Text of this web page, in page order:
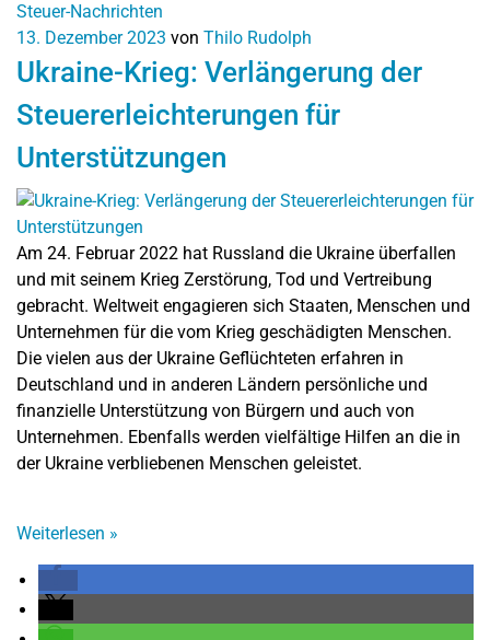
Steuer-Nachrichten
13. Dezember 2023 von Thilo Rudolph
Ukraine-Krieg: Verlängerung der
Steuererleichterungen für
Unterstützungen
Am 24. Februar 2022 hat Russland die Ukraine überfallen
und mit seinem Krieg Zerstörung, Tod und Vertreibung
gebracht. Weltweit engagieren sich Staaten, Menschen und
Unternehmen für die vom Krieg geschädigten Menschen.
Die vielen aus der Ukraine Geflüchteten erfahren in
Deutschland und in anderen Ländern persönliche und
finanzielle Unterstützung von Bürgern und auch von
Unternehmen. Ebenfalls werden vielfältige Hilfen an die in
der Ukraine verbliebenen Menschen geleistet.
Weiterlesen »